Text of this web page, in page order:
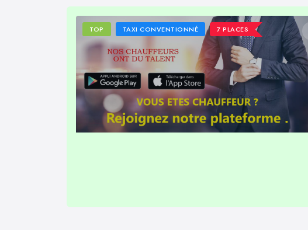
TOP TAXI CONVENTIONNÉ 7 PLACES